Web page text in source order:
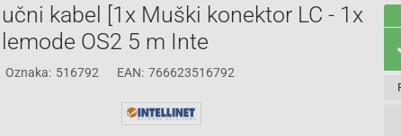
Fizičko lice
serijski
broj
kabel [1x Muški konektor LC - 1x
OS2 5 m Inte
Oznaka: 516792 EAN: 766623516792